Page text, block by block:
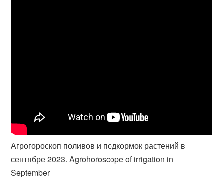
Агрогороскоп поливов и подкормок растений в
сентябре 2023. Agrohoroscope of irrigation in
September